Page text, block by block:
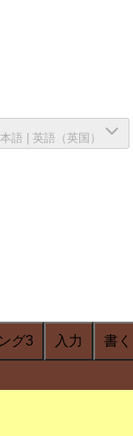
語 英語（英国）
グ3 入力 書く